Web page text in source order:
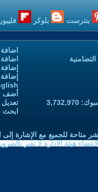
بنترست بلوكر
أضف
ابحث
متاحة للجميع مع الإشارة إلى
هيئة الادارة لا تعبر